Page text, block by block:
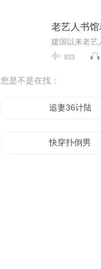
老艺人书
建国以来老艺
933
您是不是在找：
追妻36计陆少
快穿扑倒男神